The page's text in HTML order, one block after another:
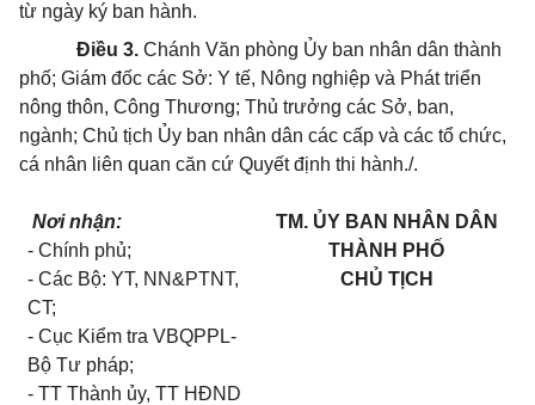
từ ngày ký ban hành.
Điều 3. Chánh Văn phòng Ủy ban nhân dân thành
phố; Giám đốc các Sở: Y tế, Nông nghiệp và Phát triển
nông thôn, Công Thương; Thủ trưởng các Sở, ban,
ngành; Chủ tịch Ủy ban nhân dân các cấp và các tổ chức,
cá nhân liên quan căn cứ Quyết định thi hành./.
Nơi nhận:
- Chính phủ;
-Các Bộ: YT, NN&PTNT,
CT;
-Cục Kiểm tra VBQPPL-
Bộ Tư pháp;
-TT Thành ủy, TT HĐND
TM. ỦYBAN NH Â N DÂN
THÀNH PHỐ
CHỦ TỊCH